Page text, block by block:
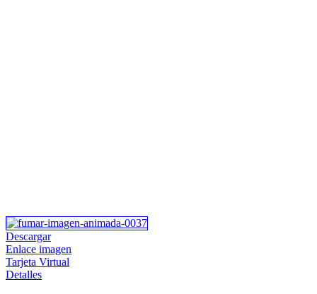
Descargar
Enlace imagen
Tarjeta Virtual
Detalles